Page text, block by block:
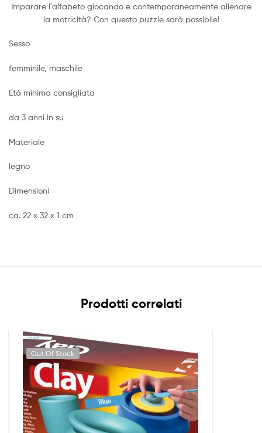
Imparare l´alfabeto giocando e contemporaneamente allenare
la motricità? Con questo puzzle sarà possibile!
Sesso
femminile, maschile
Etá minima consigliata
da 3 anni in su
Materiale
legno
Dimensioni
ca. 22 x 32 x 1 cm
Prodotti correlati
Out Of Stock